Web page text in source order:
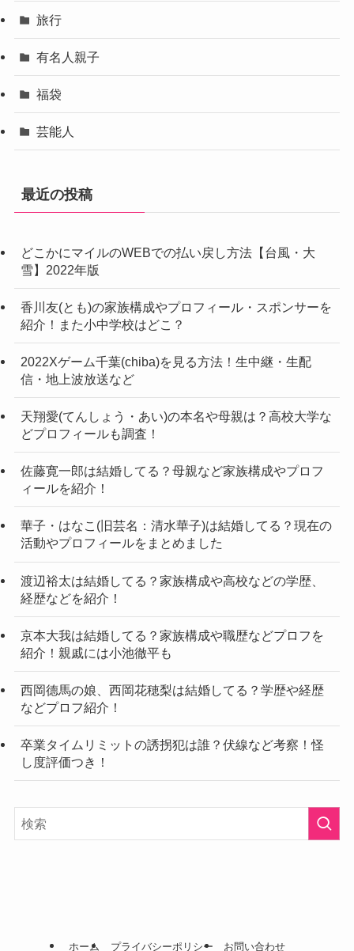
旅行
有名人親子
福袋
芸能人
最近の投稿
どこかにマイルのWEBでの払い戻し方法【台風・大
雪】2022年版
香川友(とも)の家族構成やプロフィール・スポンサーを
紹介！また小中学校はどこ？
2022Xゲーム千葉(chiba)を見る方法！生中継・生配
信・地上波放送など
天翔愛(てんしょう・あい)の本名や母親は？高校大学な
どプロフィールも調査！
佐藤寛一郎は結婚してる？母親など家族構成やプロフ
ィールを紹介！
華子・はなこ(旧芸名：清水華子)は結婚してる？現在の
活動やプロフィールをまとめました
渡辺裕太は結婚してる？家族構成や高校などの学歴、
経歴などを紹介！
京本大我は結婚してる？家族構成や職歴などプロフを
紹介！親戚には小池徹平も
西岡德馬の娘、西岡花穂梨は結婚してる？学歴や経歴
などプロフ紹介！
卒業タイムリミットの誘拐犯は誰？伏線など考察！怪
し度評価つき！
ホーム プライバシーポリシー お問い合わせ